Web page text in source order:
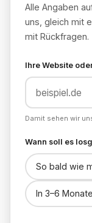
Alle Angaben
uns, gleich mit
mit Rückfragen.
Ihre Website
Damit sehen wir
Wann soll es
So bald wie
In 3–6